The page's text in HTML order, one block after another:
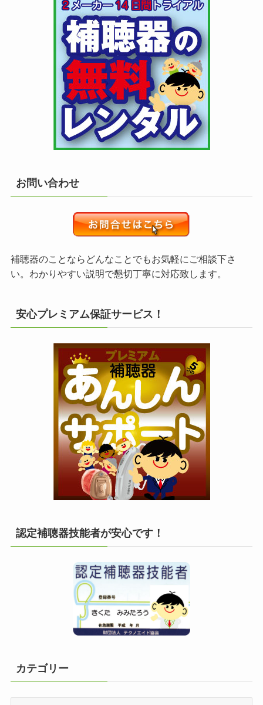
お問い合わせ
補聴器のことならどんなことでもお気軽にご相談下さ
い。わかりやすい説明で懇切丁寧に対応致します。
安心プレミアム保証サービス！
認定補聴器技能者が安心です！
カテゴリー